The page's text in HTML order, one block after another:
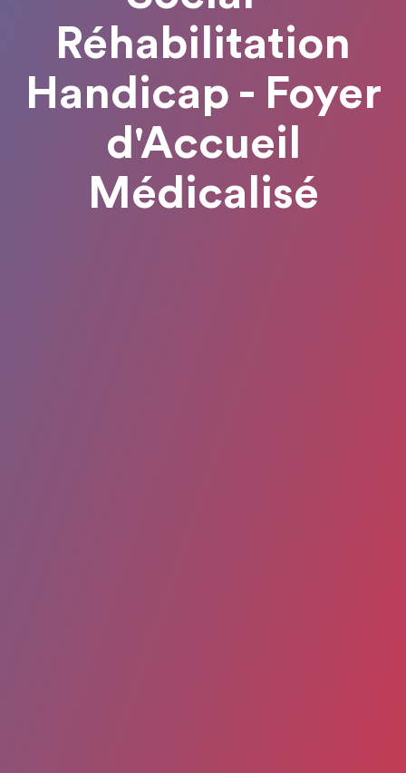
Réhabilitation
Handicap - Foyer
d'Accueil
Médicalisé